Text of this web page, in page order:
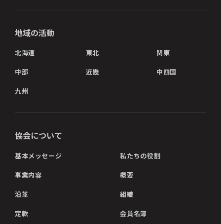
地域の活動
北海道 東北 関東
中部 近畿 中四国
九州
協会について
基本メッセージ 私たちの役割
事業内容 概要
沿革 組織
定款 会員名簿